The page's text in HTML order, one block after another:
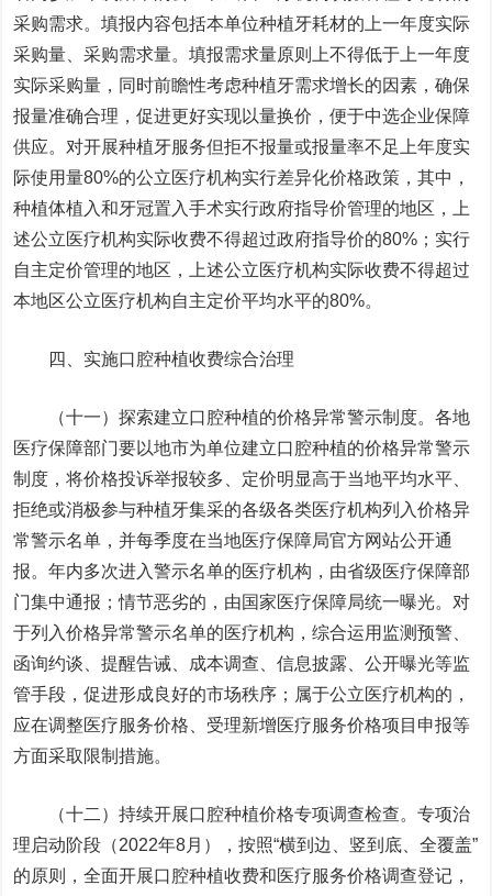
采购需求。填报内容包括本单位种植牙耗材的上一年度实际
采购量、采购需求量。填报需求量原则上不得低于上一年度
实际采购量，同时前瞻性考虑种植牙需求增长的因素，确保
报量准确合理，促进更好实现以量换价，便于中选企业保障
供应。对开展种植牙服务但拒不报量或报量率不足上年度实
际使用量80%的公立医疗机构实行差异化价格政策，其中，
种植体植入和牙冠置入手术实行政府指导价管理的地区，上
述公立医疗机构实际收费不得超过政府指导价的80%；实行
自主定价管理的地区，上述公立医疗机构实际收费不得超过
本地区公立医疗机构自主定价平均水平的80%。
四、实施口腔种植收费综合治理
（十一）探索建立口腔种植的价格异常警示制度。各地
医疗保障部门要以地市为单位建立口腔种植的价格异常警示
制度，将价格投诉举报较多、定价明显高于当地平均水平、
拒绝或消极参与种植牙集采的各级各类医疗机构列入价格异
常警示名单，并每季度在当地医疗保障局官方网站公开通
报。年内多次进入警示名单的医疗机构，由省级医疗保障部
门集中通报；情节恶劣的，由国家医疗保障局统一曝光。对
于列入价格异常警示名单的医疗机构，综合运用监测预警、
函询约谈、提醒告诫、成本调查、信息披露、公开曝光等监
管手段，促进形成良好的市场秩序；属于公立医疗机构的，
应在调整医疗服务价格、受理新增医疗服务价格项目申报等
方面采取限制措施。
（十二）持续开展口腔种植价格专项调查检查。专项治
理启动阶段（2022年8月），按照“横到边、竖到底、全覆盖”
的原则，全面开展口腔种植收费和医疗服务价格调查登记，